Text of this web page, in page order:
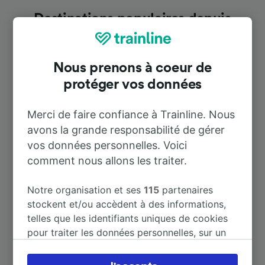
Destinations populaires depuis
Palazzolo Vercellese
À Chivasso 36 m
À Fontanetto Po
À Trino Vercellese 3 m
Nous prenons à coeur de
protéger vos données
Merci de faire confiance à Trainline. Nous
avons la grande responsabilité de gérer
vos données personnelles. Voici
comment nous allons les traiter.
Notre organisation et ses115 partenaires
stockent et/ou accèdent à des informations,
telles que les identifiants uniques de cookies
pour traiter les données personnelles, sur un
préférences, notamment en exerçant votre